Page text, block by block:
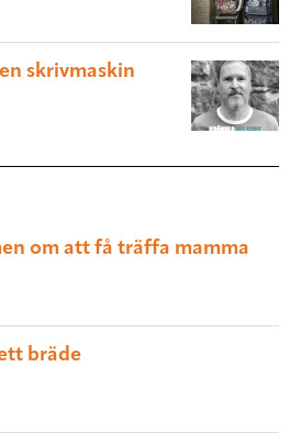
skrivmaskin
om att få träffa mamma
bräde